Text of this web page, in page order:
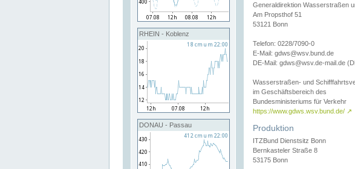
RHEIN - Koblenz
DONAU - Passau
Generaldirektion Wasserstraßen
Am Propsthof 51
53121 Bonn
Telefon: 0228/7090-0
E-Mail: gdws@wsv.bund.de
DE-Mail: gdws@wsv.de-mail.de
Wasserstraßen- und
im Geschäftsbereich des
Bundesministeriums für Verkehr
https://www.gdws.wsv.bund.de/ ↗
Produktion
ITZBund Dienstsitz Bonn
Bernkasteler Straße 8
53175 Bonn